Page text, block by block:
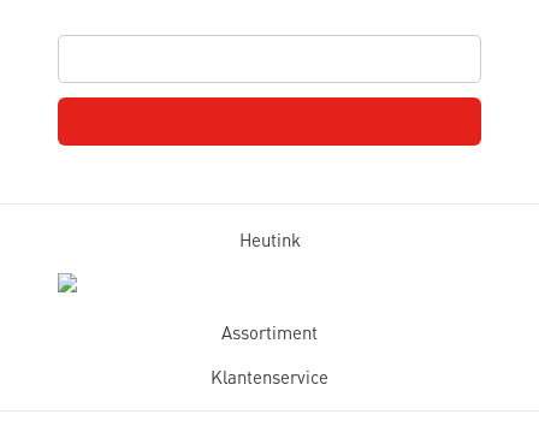
Heutink
Assortiment
Klantenservice